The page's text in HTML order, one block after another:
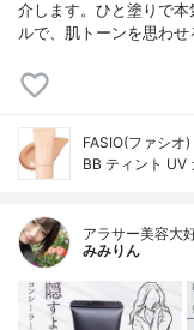
介します。ひと塗りで
ルで、肌トーンを思わ
FASIO(ファシオ)
BB ティント UV
アラサー美容大
みみりん